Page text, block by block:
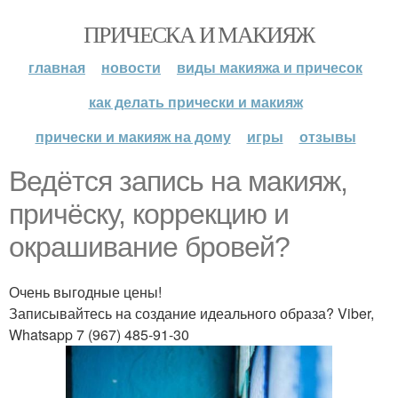
ПРИЧЕСКА И МАКИЯЖ
главная новости
виды макияжа и причесок
как делать прически и макияж
прически и макияж на дому
игры отзывы
Ведётся запись на макияж,
причёску, коррекцию и
окрашивание бровей?
Очень выгодные цены!
Записывайтесь на создание идеального образа? Viber,
Whatsapp 7 (967) 485-91-30